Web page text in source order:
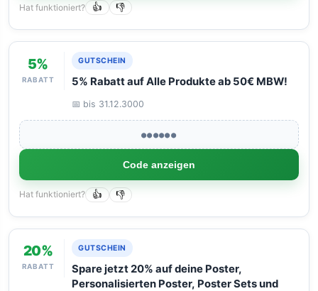
Hat funktioniert? 👍 👎
5%
RABATT
GUTSCHEIN
5% Rabatt auf Alle Produkte ab 50€ MBW!
📅 bis 31.12.3000
●●●●●●
Code anzeigen
Hat funktioniert? 👍 👎
20%
RABATT
GUTSCHEIN
Spare jetzt 20% auf deine Poster,
Personalisierten Poster, Poster Sets und